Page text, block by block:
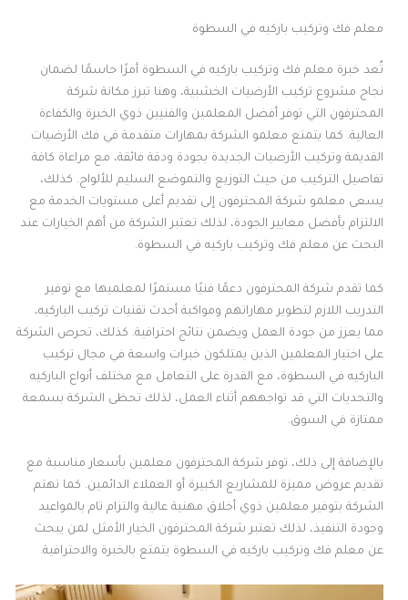
معلم فك وتركيب باركيه في السطوة
تُعد خبرة معلم فك وتركيب باركيه في السطوة أمرًا حاسمًا لضمان
نجاح مشروع تركيب الأرضيات الخشبية، وهنا تبرز مكانة شركة
المحترفون التي توفر أفضل المعلمين والفنيين ذوي الخبرة والكفاءة
العالية. كما يتمتع معلمو الشركة بمهارات متقدمة في فك الأرضيات
القديمة وتركيب الأرضيات الجديدة بجودة ودقة فائقة، مع مراعاة كافة
تفاصيل التركيب من حيث التوزيع والتموضع السليم للألواح. كذلك،
يسعى معلمو شركة المحترفون إلى تقديم أعلى مستويات الخدمة مع
الالتزام بأفضل معايير الجودة، لذلك تعتبر الشركة من أهم الخيارات عند
البحث عن معلم فك وتركيب باركيه في السطوة.
كما تقدم شركة المحترفون دعمًا فنيًا مستمرًا لمعلميها مع توفير
التدريب اللازم لتطوير مهاراتهم ومواكبة أحدث تقنيات تركيب الباركيه،
مما يعزز من جودة العمل ويضمن نتائج احترافية. كذلك، تحرص الشركة
على اختيار المعلمين الذين يمتلكون خبرات واسعة في مجال تركيب
الباركيه في السطوة، مع القدرة على التعامل مع مختلف أنواع الباركيه
والتحديات التي قد تواجههم أثناء العمل، لذلك تحظى الشركة بسمعة
ممتازة في السوق.
بالإضافة إلى ذلك، توفر شركة المحترفون معلمين بأسعار مناسبة مع
تقديم عروض مميزة للمشاريع الكبيرة أو العملاء الدائمين. كما تهتم
الشركة بتوفير معلمين ذوي أخلاق مهنية عالية والتزام تام بالمواعيد
وجودة التنفيذ، لذلك تعتبر شركة المحترفون الخيار الأمثل لمن يبحث
عن معلم فك وتركيب باركيه في السطوة يتمتع بالخبرة والاحترافية.